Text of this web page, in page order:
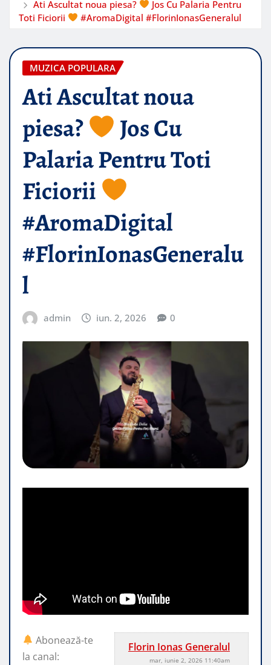
Ati Ascultat noua piesa?
Jos Cu Palaria Pentru
Toti Ficiorii
#AromaDigital #FlorinIonasGeneralul
MUZICA POPULARA
Ati Ascultat noua
piesa?
Jos Cu
Palaria Pentru Toti
Ficiorii
#AromaDigital
#FlorinIonasGeneralu
l
admin iun. 2, 2026 0
Florin Ionas Generalul
mar, iunie 2, 2026 11:40am
Abonează-te
la canal: